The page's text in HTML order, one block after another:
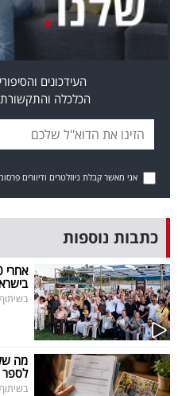
אחרינו:
העידכונים
הכלכלה והתקשורת
אני מאשר קבלת ניוזלטרים ודיוורים
כתבות נוספות
מה
לספר